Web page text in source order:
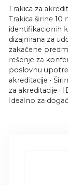
Trakica za
Trakica širine 10
identifikacionih
dizajnirana za
zakačene
rešenje za
poslovnu
akreditacije •
za akreditacije i
Idealno za